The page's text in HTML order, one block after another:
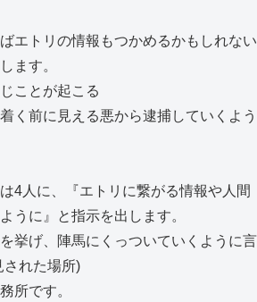
エトリの情報もつかめるかもしれない
ます。
ことが起こる
く前に見える悪から逮捕していくよう
4人に、『エトリに繋がる情報や人間
うに』と指示を出します。
挙げ、陣馬にくっついていくように言
された場所)
所です。